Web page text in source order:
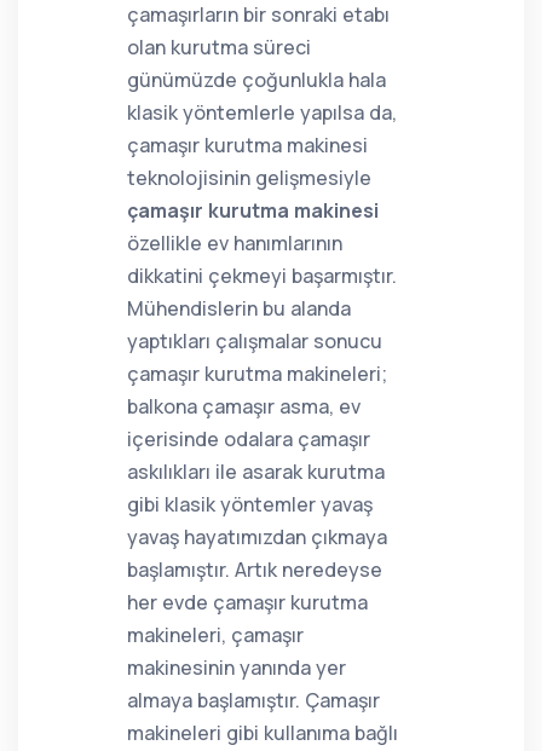
çamaşırların bir sonraki etabı
olan kurutma süreci
günümüzde çoğunlukla hala
klasik yöntemlerle yapılsa da,
çamaşır kurutma makinesi
teknolojisinin gelişmesiyle
çamaşır kurutma makinesi
özellikle ev hanımlarının
dikkatini çekmeyi başarmıştır.
Mühendislerin bu alanda
yaptıkları çalışmalar sonucu
çamaşır kurutma makineleri;
balkona çamaşır asma, ev
içerisinde odalara çamaşır
askılıkları ile asarak kurutma
gibi klasik yöntemler yavaş
yavaş hayatımızdan çıkmaya
başlamıştır. Artık neredeyse
her evde çamaşır kurutma
makineleri, çamaşır
makinesinin yanında yer
almaya başlamıştır. Çamaşır
makineleri gibi kullanıma bağlı